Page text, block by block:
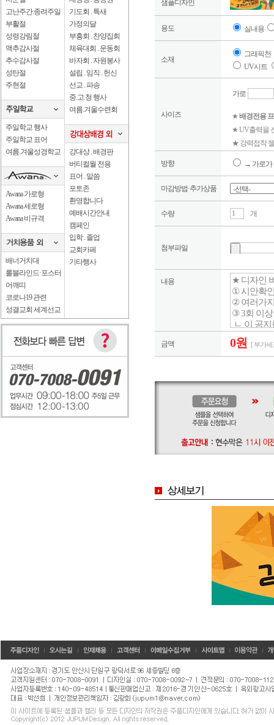
고난주간.종려주일
부활절
성령강림절
맥추감사절
추수감사절
성탄절
주현절
주일학교 행사
주일학교 표어
여름.겨울성경학교
Awana 가로형
Awana 세로형
Awana 비규격
배너거치대
롤블라인드·포스터
어깨띠
코로나19 관련
성결교회 세계선교
기도회 . 특새
가정의달
부흥회 . 찬양집회
체육대회 . 운동회
바자회 . 자원봉사
설립 . 임직 . 헌신
선교 . 파송
중.고.청 행사
여름.겨울수련회
강대상 . 배경판
버티컬월 전용
표어 . 말씀
포토존
환영합니다
예배시간안내
캠페인
입학 . 졸업
교회카페
기타행사
샘플디자인
용도 실내용
소재
그래픽천
UV시트
사이즈
가로
★배경전용
★ UV출력을
★ 강력접착
방향 → 가로가
마감방법·추가상품
수량 개
첨부파일
내용
금액 0원 [ 부가세